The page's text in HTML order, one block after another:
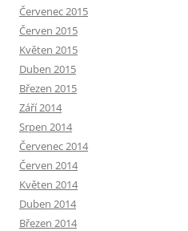
Červenec 2015
Červen 2015
Květen 2015
Duben 2015
Březen 2015
Září 2014
Srpen 2014
Červenec 2014
Červen 2014
Květen 2014
Duben 2014
Březen 2014